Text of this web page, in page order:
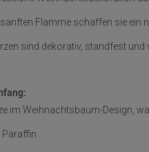
Flamme schaffen sie ein
sind dekorativ, standfest
im Weihnachtsbaum-Design,
Paraffin